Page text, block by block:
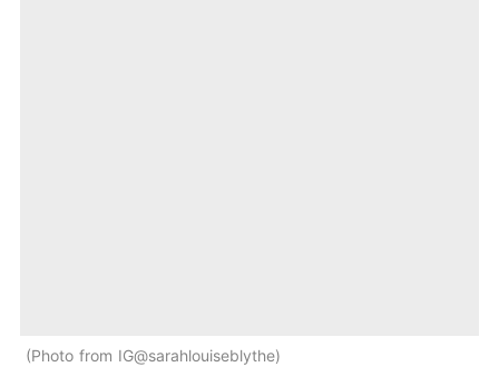
Photo from IG@sarahlouiseblythe